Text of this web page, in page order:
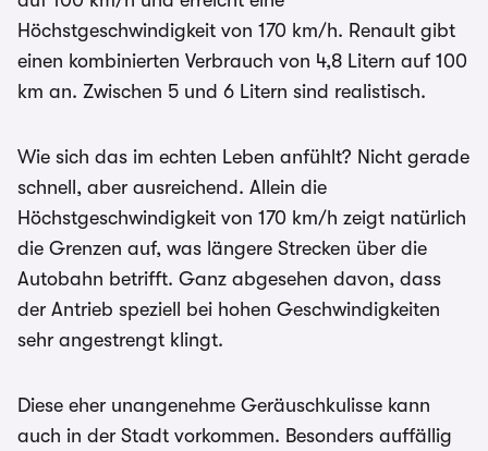
Höchstgeschwindigkeit von 170 km/h. Renault gibt
einen kombinierten Verbrauch von 4,8 Litern auf 100
km an. Zwischen 5 und 6 Litern sind realistisch.
Wie sich das im echten Leben anfühlt? Nicht gerade
schnell, aber ausreichend. Allein die
Höchstgeschwindigkeit von 170 km/h zeigt natürlich
die Grenzen auf, was längere Strecken über die
Autobahn betrifft. Ganz abgesehen davon, dass
der Antrieb speziell bei hohen Geschwindigkeiten
sehr angestrengt klingt.
Diese eher unangenehme Geräuschkulisse kann
auch in der Stadt vorkommen. Besonders auffällig